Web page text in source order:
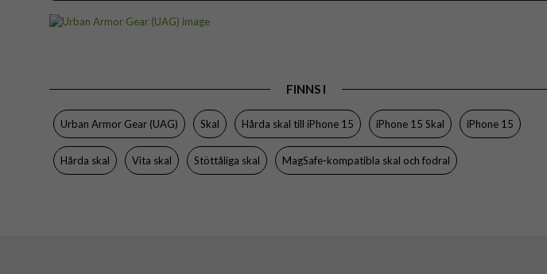
Egenskaper
MagSafe-kompatibel, Stöttålig
Färg
Genomskinlig, Vit
Material
Hårdplast (PC), Mjukplast (TPU)
Varumärke
Urban Armor Gear (UAG)
FINNS I
Urban Armor Gear (UAG) Skal Hårda skal till iPhone 15 iPhone 15 Skal iPhone 15
Hårda skal Vita skal Stöttåliga skal MagSafe-kompatibla skal och fodral